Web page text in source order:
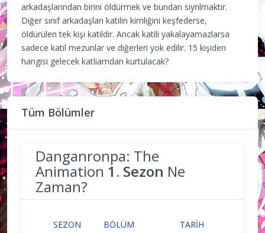
arkadaşlarından birini öldürmek ve bundan sıyrılmaktır.
Diğer sınıf arkadaşları katilin kimliğini keşfederse,
öldürülen tek kişi katildir. Ancak katili yakalayamazlarsa
sadece katil mezunlar ve diğerleri yok edilir. 15 kişiden
hangisi gelecek katliamdan kurtulacak?
Tüm Bölümler
Danganronpa: The
Animation 1. Sezon Ne
Zaman?
SEZON BÖLÜM TARIH